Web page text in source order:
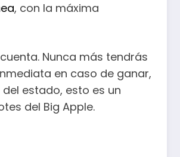
, con la máxima
Nunca más tendrás
en caso de ganar,
estado, esto es un
del Big Apple.